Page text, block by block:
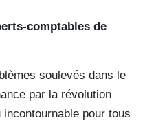
comptables de
soulevés dans le
par la révolution
pour tous